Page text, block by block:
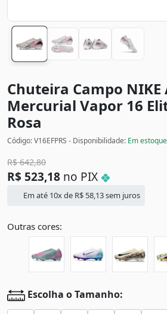
Chuteira Campo NIKE
Mercurial Vapor 16
Rosa
Código: V16EFPRS - Disponibilidade: Em estoque
R$642,80
R$ 523,18 no PIX
Em até 10x de R$ 58,13sem juros
Outras cores:
Escolha o Tamanho: